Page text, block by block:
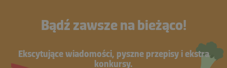
Bądź zawsze na bieżąco!
Ekscytujące wiadomości, pyszne przepisy i ekstra
konkursy.